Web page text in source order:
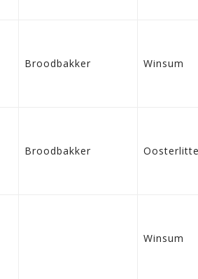
Broodbakker Winsum
Broodbakker
Winsum